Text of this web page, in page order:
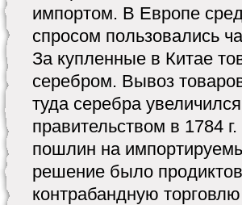
импортом. В Европе
спросом пользовались
За купленные в Китае
серебром. Вывоз
туда серебра
правительством в 1784
пошлин на
решение было
контрабандную